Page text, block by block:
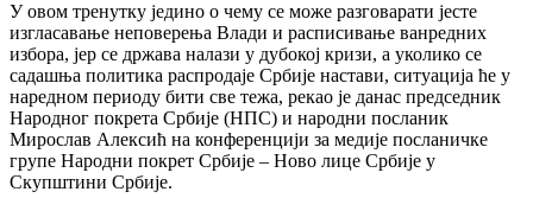
У овом тренутку једино о чему се може разговарати јесте
изгласавање неповерења Влади и расписивање ванредних
избора, јер се држава налази у дубокој кризи, а уколико се
садашња политика распродаје Србије настави, ситуација ће у
наредном периоду бити све тежа, рекао је данас председник
Народног покрета Србије (НПС) и народни посланик
Мирослав Алексић на конференцији за медије посланичке
групе Народни покрет Србије – Ново лице Србије у
Скупштини Србије.